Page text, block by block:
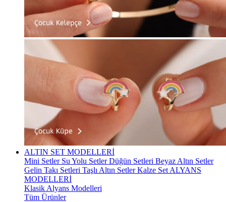
ALTIN SET MODELLERİ
Mini Setler Su Yolu SetlerDüğün Setleri Beyaz Altın Setler
Gelin Takı Setleri Taşlı Altın SetlerKalze Set ALYANS
MODELLERİ
Klasik Alyans Modelleri
Tüm Ürünler